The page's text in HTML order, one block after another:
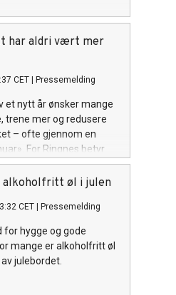
har aldri vært mer
CET Pressemelding
et nytt år ønsker mange
trene mer og redusere
– ofte gjennom en
For Ringnes betyr
for alkoholfri drikke, en
vokser raskere enn
alkoholfritt øl i julen
CET Pressemelding
for hygge og gode
mange er alkoholfritt øl
julebordet.